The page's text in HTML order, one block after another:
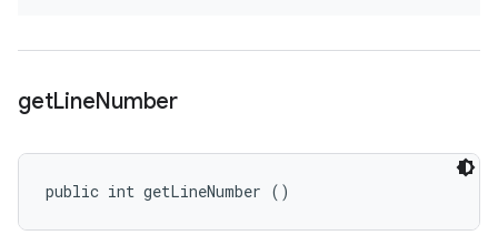
getLineNumber
public int getLineNumber ()